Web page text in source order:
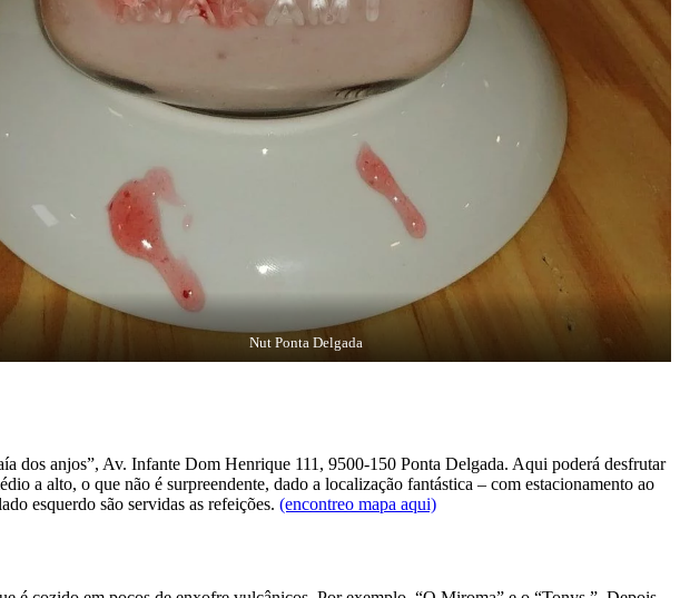
Nut Ponta Delgada
dos anjos”, Av. Infante Dom Henrique 111, 9500-150 Ponta Delgada. Aqui poderá desfrutar
a alto, o que não é surpreendente, dado a localização fantástica – com estacionamento ao
esquerdo são servidas as refeições. (encontreo mapa aqui)